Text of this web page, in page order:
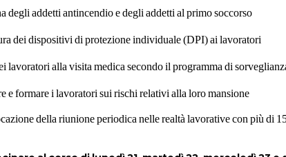
degli addetti antincendio e degli addetti al primo soccorso
dei dispositivi di protezione individuale (DPI) ai lavoratori
lavoratori alla visita medica secondo il programma di
e formare i lavoratori sui rischi relativi alla loro mansione
della riunione periodica nelle realtà lavorative con più di